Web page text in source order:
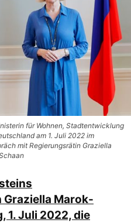
für Wohnen, Stadtentwicklung
am 1. Juli 2022 im
mit Regierungsrätin Graziella
Marok-
1. Juli 2022, die